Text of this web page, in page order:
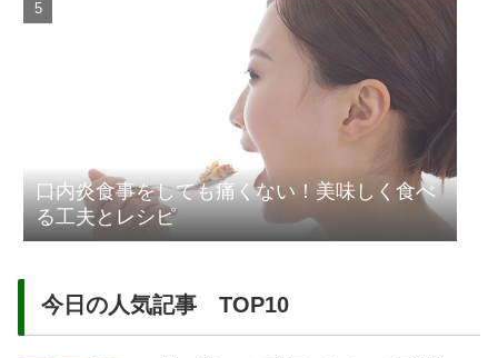
口内炎食事をしても痛くない！美味しく食べ
る工夫とレシピ
今日の人気記事 TOP10